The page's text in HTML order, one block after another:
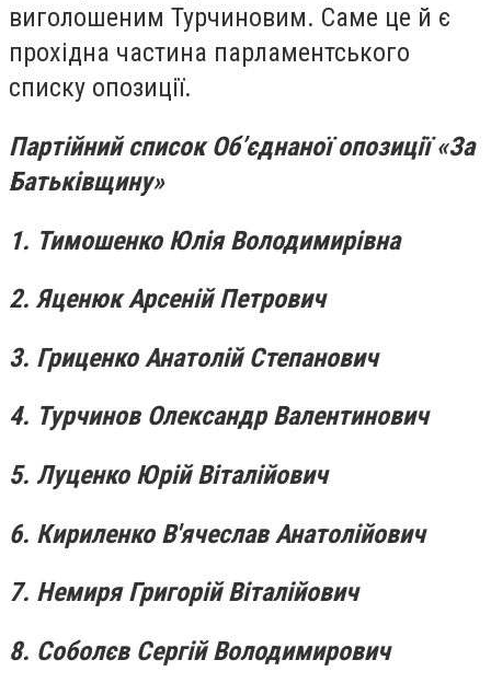
виголошеним Турчиновим. Саме це й є
прохідна частина парламентського
списку опозиції.
Партійний список Об’єднаної опозиції «За
Батьківщину»
1. Тимошенко Юлія Володимирівна
2. Яценюк Арсеній Петрович
3. Гриценко Анатолій Степанович
4. Турчинов Олександр Валентинович
5. Луценко Юрій Віталійович
6. Кириленко В'ячеслав Анатолійович
7. Немиря Григорій Віталійович
8. Соболєв Сергій Володимирович